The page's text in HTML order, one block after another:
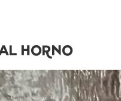
HORNO